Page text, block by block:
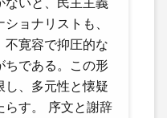
ョナリストも、
不寛容で抑圧的な
ちである。この形
し、多元性と懐疑
らす。 序文と謝辞